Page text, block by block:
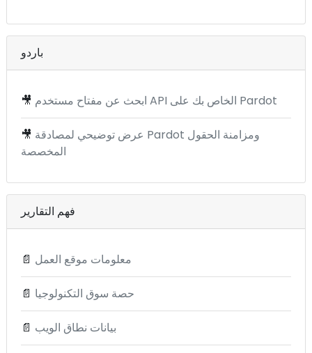
باردو
🎥 ابحث عن مفتاح مستخدم API الخاص بك على Pardot
🎥 عرض توضيحي لمصادقة Pardot ومزامنة الحقول
المخصصة
فهم التقارير
📄 معلومات موقع العمل
📄 حصة سوق التكنولوجيا
📄 بيانات نطاق الويب